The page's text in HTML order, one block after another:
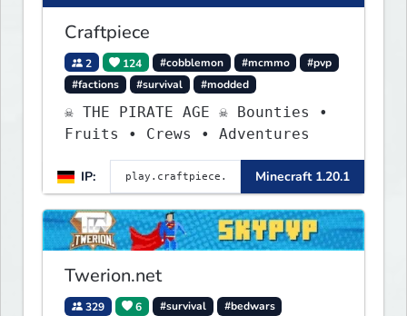
Craftpiece
2 124 #cobblemon #mcmmo
#pvp
#factions
#survival #modded
☠ THE PIRATE AGE ☠ Bounties •
Fruits • Crews • Adventures
IP: Minecraft 1.20.1
Twerion.net
329 6 #survival
#bedwars